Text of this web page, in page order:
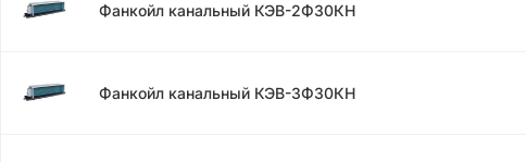
Фанкойл канальный КЭВ-2Ф30КН
Фанкойл канальный КЭВ-3Ф30КН